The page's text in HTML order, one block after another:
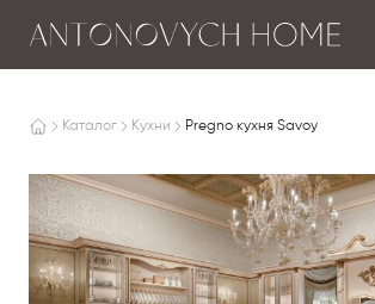
Каталог Кухни Pregno кухня Savoy